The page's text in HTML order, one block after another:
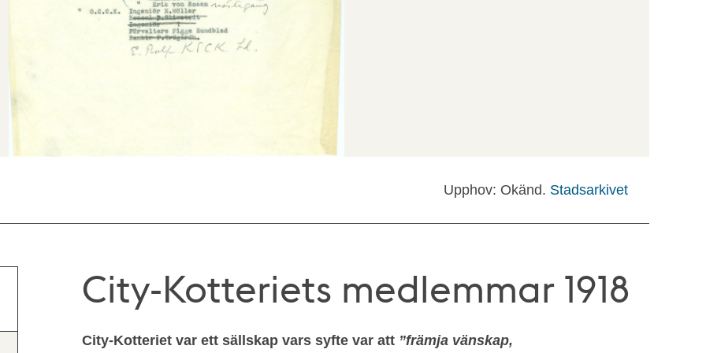
Upphov: Okänd. Stadsarkivet
City-Kotteriets medlemmar 1918
City-Kotteriet var ett sällskap vars syfte var att ”främja vänskap,